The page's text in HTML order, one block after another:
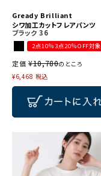
Gready Brilliant
シワ加工カットフレアパンツ
ブラック 36
2点10％3点20％OFF対象
定価 ¥10,780のところ
¥6,468 税込